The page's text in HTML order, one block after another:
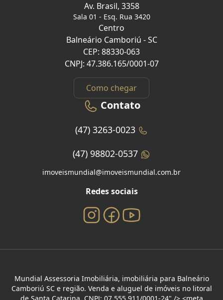
Av. Brasil, 3358
Sala 01 - Esq. Rua 3420
Centro
Balneário Camboriú - SC
CEP: 88330-063
CNPJ: 47.386.165/0001-07
Como chegar
Contato
(47) 3263-0023
(47) 98802-0537
imoveismundial@imoveismundial.com.br
Redes sociais
Mundial Assessoria Imobiliária, imobiliária para Balneário
Camboriú SC e região. Venda e aluguel de imóveis no litoral
de Santa Catarina. CNPJ: 07.555.911/0001-24" /> <meta